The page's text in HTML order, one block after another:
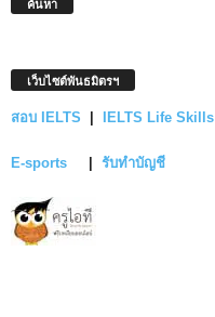
ค้นหา
เว็บไซต์พันธมิตรฯ
สอบ IELTS | IELTS Life Skills
E-sports | รับทำบัญชี